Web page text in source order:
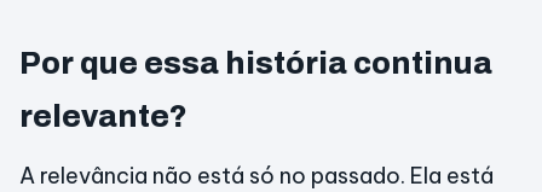
Por que essa história continua
relevante?
A relevância não está só no passado. Ela está